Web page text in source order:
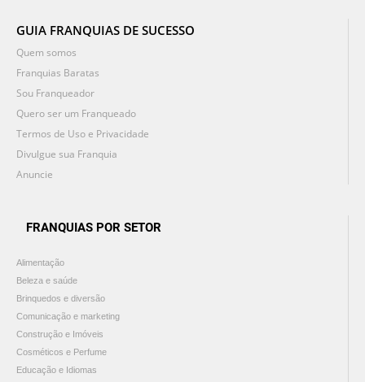
GUIA FRANQUIAS DE SUCESSO
Quem somos
Franquias Baratas
Sou Franqueador
Quero ser um Franqueado
Termos de Uso e Privacidade
Divulgue sua Franquia
Anuncie
FRANQUIAS POR SETOR
Alimentação
Beleza e saúde
Brinquedos e diversão
Comunicação e marketing
Construção e Imóveis
Cosméticos e Perfume
Educação e Idiomas